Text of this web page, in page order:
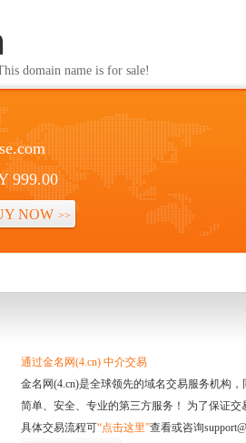
domain name is for sale!
999.00
NOW >>
通过金名网(4.cn) 中介交易
金名网(4.cn)是全球领先的域名交易服务机构
简单、安全、专业的第三方服务！ 为了保证
具体交易流程可“点击这里”查看或咨询